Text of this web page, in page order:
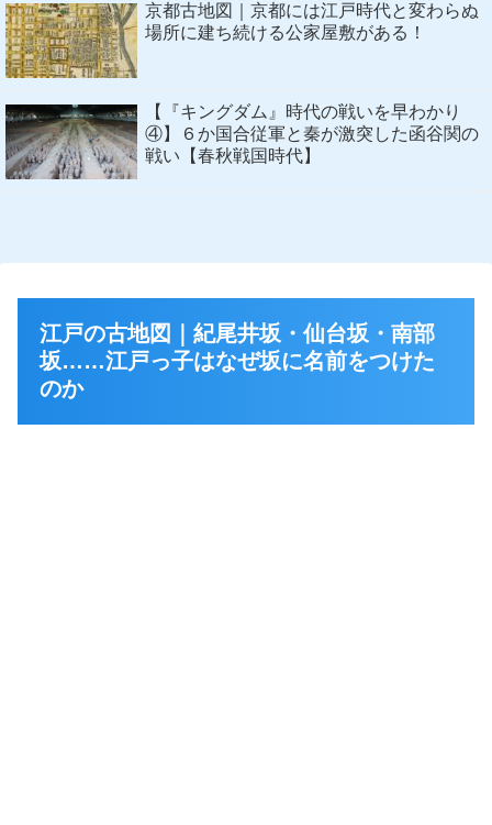
京都古地図｜京都には江戸時代と変わらぬ
場所に建ち続ける公家屋敷がある！
【『キングダム』時代の戦いを早わかり
④】６か国合従軍と秦が激突した函谷関の
戦い【春秋戦国時代】
江戸の古地図｜紀尾井坂・仙台坂・南部
坂……江戸っ子はなぜ坂に名前をつけた
のか